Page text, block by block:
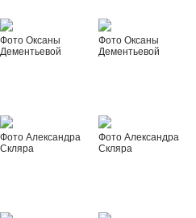
Фото Оксаны
Дементьевой
Фото Оксаны
Дементьевой
Фото Александра
Скляра
Фото Александра
Скляра